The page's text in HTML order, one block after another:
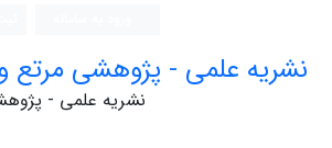
نشریه علمی - پژوهشی مرتع
نشریه علمی -